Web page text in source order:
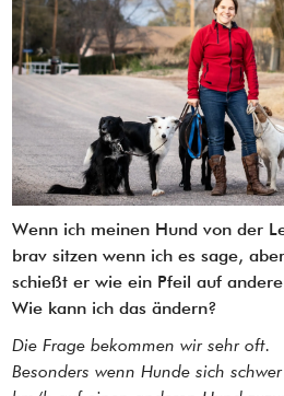
Wenn ich meinen Hund von der
brav sitzen wenn ich es sage,
schießt er wie ein Pfeil auf
Wie kann ich das ändern?
Die Frage bekommen wir sehr oft.
Besonders wenn Hunde sich